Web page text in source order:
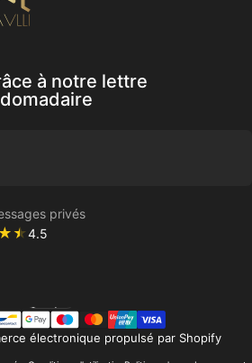
à notre lettre
privés
4.5
électronique propulsé par Shopify
Langue